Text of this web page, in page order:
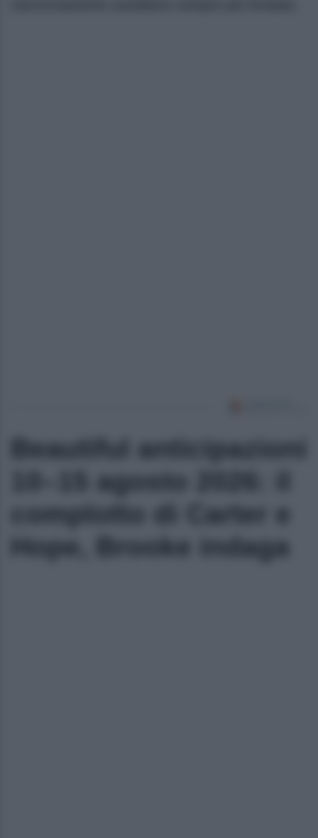
Beautiful anticipazioni
10–15 agosto 2026: il
complotto di Carter e
Hope, Brooke indaga